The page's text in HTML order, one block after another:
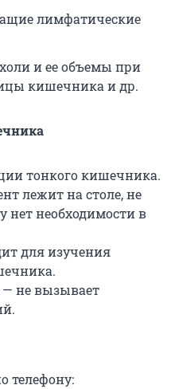
лимфатические
и ее объемы при
кишечника и др.
тонкого кишечника.
лежит на столе, не
нет необходимости в
для изучения
— не вызывает
телефону: